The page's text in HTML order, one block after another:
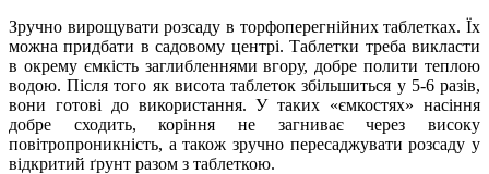
Зручно вирощувати розсаду в торфоперегнійних таблетках. Їх
можна придбати в садовому центрі. Таблетки треба викласти
в окрему ємкість заглибленнями вгору, добре полити теплою
водою. Після того як висота таблеток збільшиться у 5-6 разів,
вони готові до використання. У таких «ємкостях» насіння
добре сходить, коріння не загниває через високу
повітропроникність, а також зручно пересаджувати розсаду у
відкритий ґрунт разом з таблеткою.